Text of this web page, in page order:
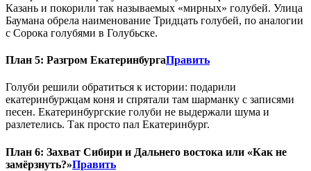
Казань и покорили так называемых «мирных» голубей. Улица
Баумана обрела наименование Тридцать голубей, по аналогии
с Сорока голубями в Голубьске.
План 5: Разгром ЕкатеринбургаПравить
Голуби решили обратиться к истории: подарили
екатеринбуржцам коня и спрятали там шарманку с записями
песен. Екатеринбургские голуби не выдержали шума и
разлетелись. Так просто пал Екатеринбург.
План 6: Захват Сибири и Дальнего востока или «Как не
замёрзнуть?»Править